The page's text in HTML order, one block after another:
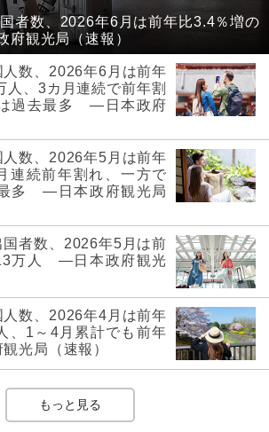
国者数、2026年6月は前年比3.4％増の
観光局（速報）
人数、2026年6月は前年
人、3カ月連続で前年割
過去最多 ―日本政府
人数、2026年5月は前年
連続前年割れ、一方で
多 ―日本政府観光局
国者数、2026年5月は前
万人 ―日本政府観光
人数、2026年4月は前年
、1～4月累計でも前年
光局（速報）
もっと見る